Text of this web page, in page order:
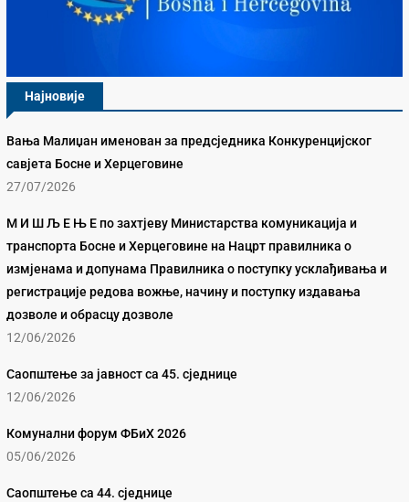
Најновије
Вања Малиџан именован за предсједника Конкуренцијског
савјета Босне и Херцеговине
27/07/2026
М И Ш Љ Е Њ Е по захтјеву Министарства комуникација и
транспорта Босне и Херцеговине на Нацрт правилника о
измјенама и допунама Правилника о поступку усклађивања и
регистрације редова вожње, начину и поступку издавања
дозволе и обрасцу дозволе
12/06/2026
Саопштење за јавност са 45. сједнице
12/06/2026
Комунални форум ФБиХ 2026
05/06/2026
Саопштење са 44. сједнице